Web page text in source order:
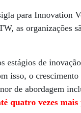
para Innovation
as organizações
estágios de
isso, o
de abordagem
quatro vezes